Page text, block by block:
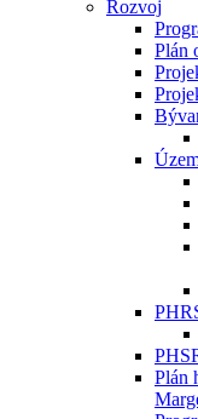
Rozvoj
Plán
Plán